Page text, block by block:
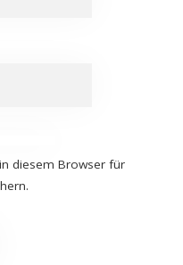
diesem Browser für